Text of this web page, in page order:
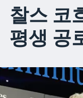
찰스 코
평생 공